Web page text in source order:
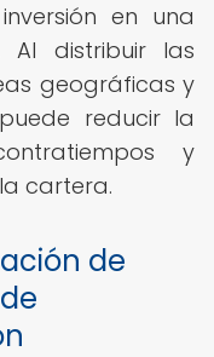
en una
Al distribuir las
geográficas y
reducir la
y
cartera.
de